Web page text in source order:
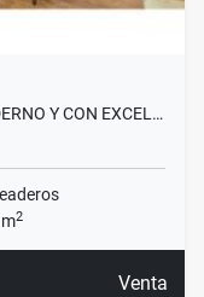
Y CON EXCEL…
2
Venta